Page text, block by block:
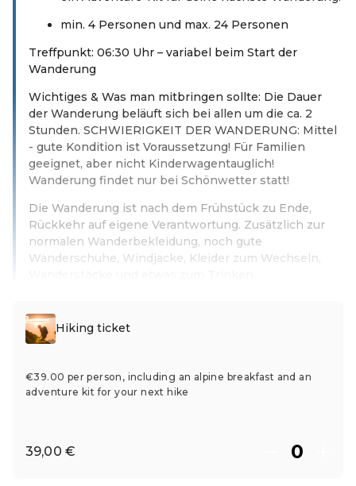
min. 4 Personen und max. 24 Personen
Treffpunkt: 06:30 Uhr – variabel beim Start der
Wanderung
Wichtiges & Was man mitbringen sollte: Die Dauer
der Wanderung beläuft sich bei allen um die ca. 2
Stunden. SCHWIERIGKEIT DER WANDERUNG: Mittel
- gute Kondition ist Voraussetzung! Für Familien
geeignet, aber nicht Kinderwagentauglich!
Wanderung findet nur bei Schönwetter statt!
Die Wanderung ist nach dem Frühstück zu Ende,
Rückkehr auf eigene Verantwortung. Zusätzlich zur
normalen Wanderbekleidung, noch gute
Wanderschuhe, Windjacke, Kleider zum Wechseln,
Hiking ticket
€39.00 per person, including an alpine breakfast and an
adventure kit for your next hike
39,00 €